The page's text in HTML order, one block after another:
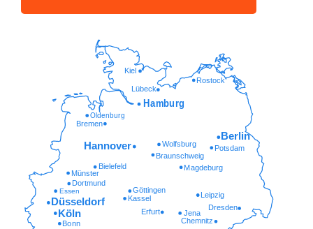
Chemnitz
Bonn
Erfurt Jena
Dresden
Kassel
Göttingen
Essen
Dortmund
Münster
Magdeburg
Bielefeld
Braunschweig
Potsdam
Wolfsburg
Oldenburg
Lübeck
Rostock
Kiel
Köln
Düsseldorf
Leipzig
Hannover
Berlin
Bremen
Hamburg